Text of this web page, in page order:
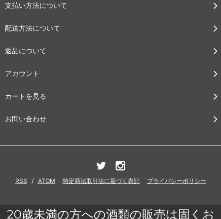
支払い方法について
配送方法について
返品について
アカウント
カートを見る
お問い合わせ
RSS / ATOM 特定商法取引法に基づく表記 プライバシーポリシー
20歳未満の方への酒類の販売は固くお